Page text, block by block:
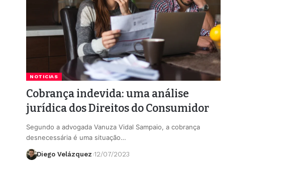
NOTICIAS
Cobrança indevida: uma análise
jurídica dos Direitos do Consumidor
Segundo a advogada Vanuza Vidal Sampaio, a cobrança
desnecessária é uma situação…
Diego Velázquez 12/07/2023